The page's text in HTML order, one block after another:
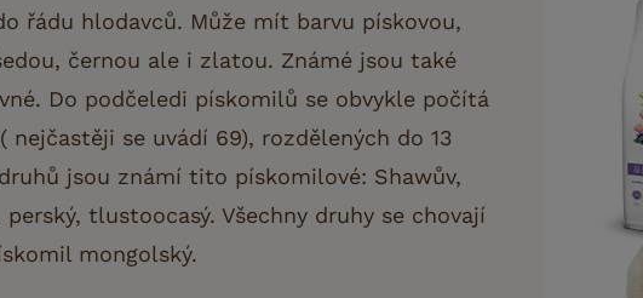
řádu hlodavců. Může mít barvu pískovou,
černou ale i zlatou. Známé jsou také
Do podčeledi pískomilů se obvykle počítá
nejčastěji se uvádí 69), rozdělených do 13
jsou známí tito pískomilové: Shawův,
tlustoocasý. Všechny druhy se chovají
mongolský.